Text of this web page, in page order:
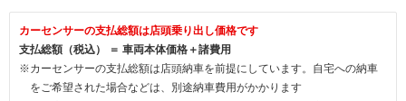
カーセンサーの支払総額は店頭乗り出し価格です
支払総額（税込） ＝ 車両本体価格＋諸費用
※カーセンサーの支払総額は店頭納車を前提にしています。自宅への納車
をご希望された場合などは、別途納車費用がかかります